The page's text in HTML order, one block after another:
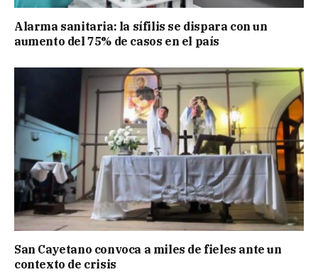
Alarma sanitaria: la sífilis se dispara con un
aumento del 75% de casos en el país
San Cayetano convoca a miles de fieles ante un
contexto de crisis